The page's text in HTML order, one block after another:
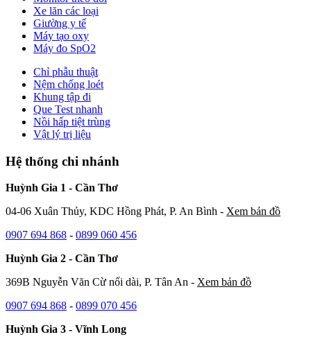
Xe lăn các loại
Giường y tế
Máy tạo oxy
Máy đo SpO2
Chỉ phẫu thuật
Nệm chống loét
Khung tập đi
Que Test nhanh
Nồi hấp tiệt trùng
Vật lý trị liệu
Hệ thống chi nhánh
Huỳnh Gia 1 - Cần Thơ
04-06 Xuân Thủy, KDC Hồng Phát, P. An Bình - Xem bản đồ
0907 694 868 - 0899 060 456
Huỳnh Gia 2 - Cần Thơ
369B Nguyễn Văn Cừ nối dài, P. Tân An - Xem bản đồ
0907 694 868 - 0899 070 456
Huỳnh Gia 3 - Vĩnh Long